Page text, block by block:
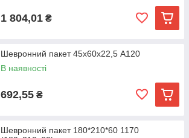
1 804,01 ₴
Шевронний пакет 45х60х22,5 A120
В наявності
692,55 ₴
Шевронний пакет 180*210*60 1170